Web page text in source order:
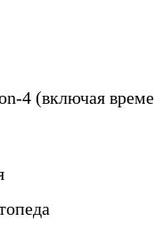
4 (включая